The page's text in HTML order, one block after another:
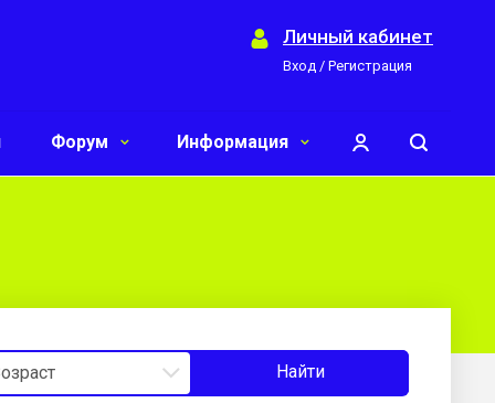
Личный кабинет
Вход / Регистрация
Форум Информация
Найти